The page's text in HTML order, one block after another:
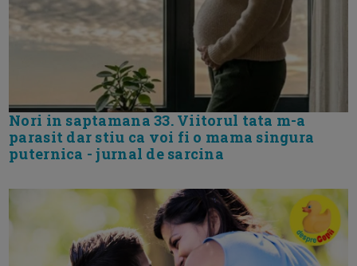
Nori in saptamana 33. Viitorul tata m-a
parasit dar stiu ca voi fi o mama singura
puternica - jurnal de sarcina